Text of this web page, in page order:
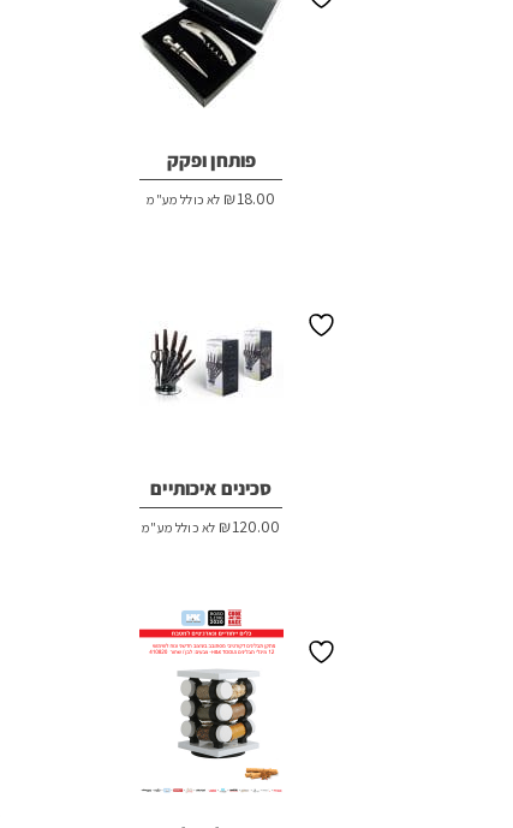
פותחן ופקק
₪18.00 לא כולל מע"מ
סכינים איכותיים
₪120.00 לא כולל מע"מ